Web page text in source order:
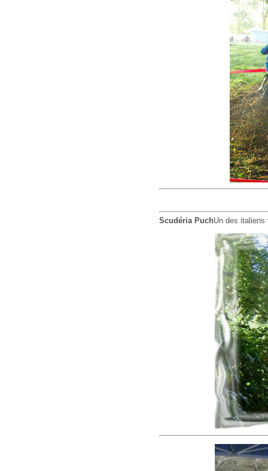
Scudéria PuchUn des italiens